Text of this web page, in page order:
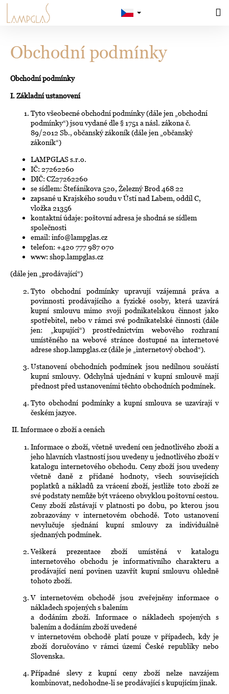
Přejít
obsah
Obchodní podmínky
Obchodní podmínky
I. Základní ustanovení
Tyto všeobecné obchodní podmínky (dále jen „obchodní
podmínky“) jsou vydané dle § 1751 a násl. zákona č.
89/2012 Sb., občanský zákoník (dále jen „občanský
zákoník“)
LAMPGLAS s.r.o.
IČ: 27262260
DIČ: CZ27262260
se sídlem: Štefánikova 520, Železný Brod 468 22
zapsané u Krajského soudu v Ústí nad Labem, oddíl C,
vložka 21356
kontaktní údaje: poštovní adresa je shodná se sídlem
společnosti
email: info@lampglas.cz
telefon: +420 777 987 070
www: shop.lampglas.cz
(dále jen „prodávající“)
Tyto obchodní podmínky upravují vzájemná práva a
povinnosti prodávajícího a fyzické osoby, která uzavírá
kupní smlouvu mimo svoji podnikatelskou činnost jako
spotřebitel, nebo v rámci své podnikatelské činnosti (dále
jen: „kupující“) prostřednictvím webového rozhraní
umístěného na webové stránce dostupné na internetové
adrese shop.lampglas.cz (dále je „internetový obchod“).
Ustanovení obchodních podmínek jsou nedílnou součástí
kupní smlouvy. Odchylná ujednání v kupní smlouvě mají
přednost před ustanoveními těchto obchodních podmínek.
Tyto obchodní podmínky a kupní smlouva se uzavírají v
českém jazyce.
II. Informace o zboží a cenách
Informace o zboží, včetně uvedení cen jednotlivého zboží a
jeho hlavních vlastností jsou uvedeny u jednotlivého zboží v
katalogu internetového obchodu. Ceny zboží jsou uvedeny
včetně daně z přidané hodnoty, všech souvisejících
poplatků a nákladů za vrácení zboží, jestliže toto zboží ze
své podstaty nemůže být vráceno obvyklou poštovní cestou.
Ceny zboží zůstávají v platnosti po dobu, po kterou jsou
zobrazovány v internetovém obchodě. Toto ustanovení
nevylučuje sjednání kupní smlouvy za individuálně
sjednaných podmínek.
Veškerá prezentace zboží umístěná v katalogu
internetového obchodu je informativního charakteru a
prodávající není povinen uzavřít kupní smlouvu ohledně
tohoto zboží.
V internetovém obchodě jsou zveřejněny informace o
nákladech spojených s balením
a dodáním zboží. Informace o nákladech spojených s
balením a dodáním zboží uvedené
v internetovém obchodě platí pouze v případech, kdy je
zboží doručováno v rámci území České republiky nebo
Slovenska.
Případné slevy z kupní ceny zboží nelze navzájem
kombinovat, nedohodne-li se prodávající s kupujícím jinak.
K
o
Zpět do obchodu
Zpět do obchodu
C
o
p
o
j
HLEDAT
D